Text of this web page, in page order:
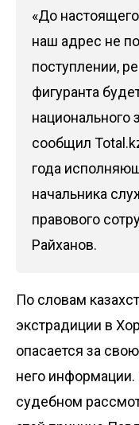
«До
наш адрес не
поступлении,
фигуранта
национального
сообщил
года
начальника
правового
Райханов.
По словам
экстрадиции в
опасается за
него
судебном